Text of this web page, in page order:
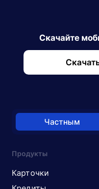
Скачайте
Частным
Продукты
Карточки